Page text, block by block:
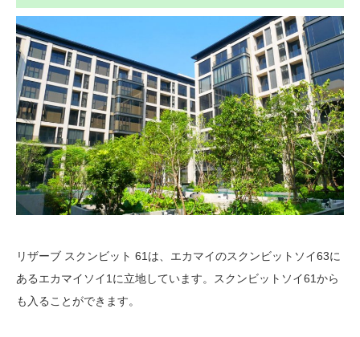
リザーブ スクンビット 61は、エカマイのスクンビットソイ63に
あるエカマイソイ1に立地しています。スクンビットソイ61から
も入ることができます。